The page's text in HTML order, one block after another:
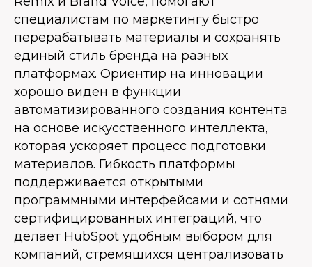
специалистам по маркетингу быстро
перерабатывать материалы и сохранять
единый стиль бренда на разных
платформах. Ориентир на инновации
хорошо виден в функции
автоматизированного создания контента
на основе искусственного интеллекта,
которая ускоряет процесс подготовки
материалов. Гибкость платформы
поддерживается открытыми
программными интерфейсами и сотнями
сертифицированных интеграций, что
делает HubSpot удобным выбором для
компаний, стремящихся централизовать